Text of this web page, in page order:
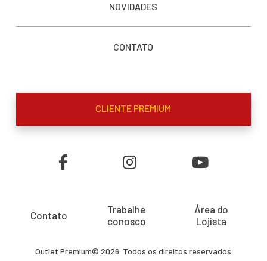
NOVIDADES
CONTATO
CLIENTE PREMIUM
Contato
Trabalhe
conosco
Área do
Lojista
Outlet Premium© 2026. Todos os direitos reservados